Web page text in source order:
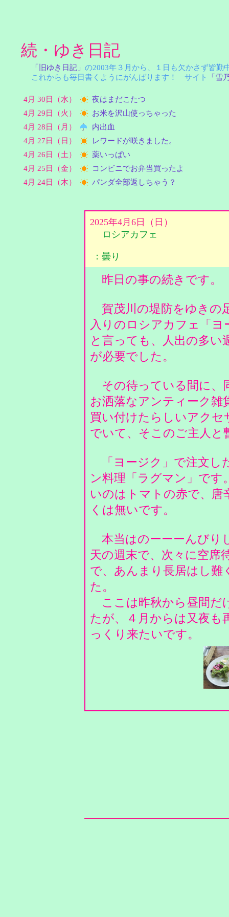
続・ゆき日記
「旧ゆき日記」 の2003年３月から、１日も欠かさず皆
これからも毎日書くようにがんばります！ サイト
「雪
4月 30日（水）
夜はまだこたつ
4月 29日（火）
お米を沢山使っちゃった
4月 28日（月）
内出血
4月 27日（日）
レワードが咲きました。
4月 26日（土）
薬いっぱい
4月 25日（金）
コンビニでお弁当買ったよ
4月 24日（木）
パンダ全部返しちゃう？
2025年4月6日（日）
ロシアカフェ
：曇り
昨日の事の続きです。
賀茂川の堤防をゆきの
入りのロシアカフェ「
と言っても、人出の多い
が必要でした。
その待っている間に、
お洒落なアンティーク雑
買い付けたらしいアクセ
でいて、そこのご主人
「ヨージク」で注文し
ン料理「ラグマン」で
いのはトマトの赤で、
くは無いです。
本当はのーーーんびり
天の週末で、次々に空席
で、あんまり長居はし難
た。
ここは昨秋から昼間だ
たが、４月からは又夜も
っくり来たいです。